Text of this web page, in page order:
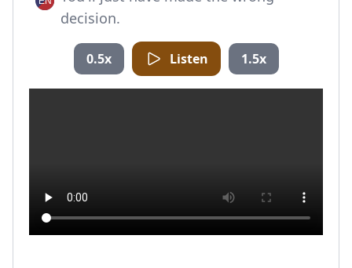
decision.
0.5x Listen 1.5x